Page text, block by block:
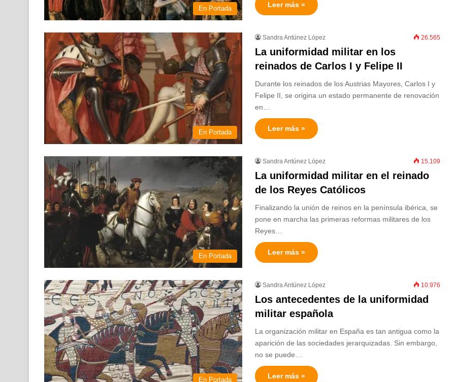
En Portada Leer más »
En Portada
Sandra Antúnez López 26.565
La uniformidad militar en los
reinados de Carlos I y Felipe II
Durante los reinados de los Austrias Mayores, Carlos I y
Felipe II, se origina un estado permanente de renovación
en…
Leer más »
En Portada
Sandra Antúnez López 15.109
La uniformidad militar en el reinado
de los Reyes Católicos
Finalizando la unión de reinos en la península ibérica, se
pone en marcha las primeras reformas militares de los
Reyes…
Leer más »
En Portada
Sandra Antúnez López 10.976
Los antecedentes de la uniformidad
militar española
La organización militar en España es tan antigua como la
aparición de las sociedades jerarquizadas. Sin embargo,
no se puede…
Leer más »